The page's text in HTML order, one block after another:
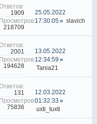
1909
218709
25.05.2022
17:30:05
slavich
2001
194628
13.05.2022
12:34:59
Tania21
131
75836
12.03.2022
01:32:33
uxti_tuxti